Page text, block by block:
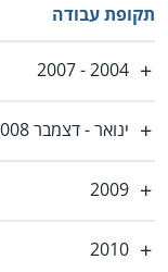
תקופת עבודה
2004 - 2007
ינואר - דצמבר 2008
2009
2010